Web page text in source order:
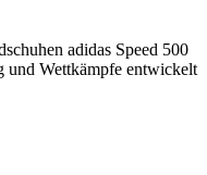
adidas Speed 500
und Wettkämpfe entwickelt